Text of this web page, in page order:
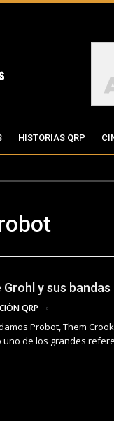
HISTORIAS QRP
Grohl y sus
QRP
Probot, Them
uno de los grandes